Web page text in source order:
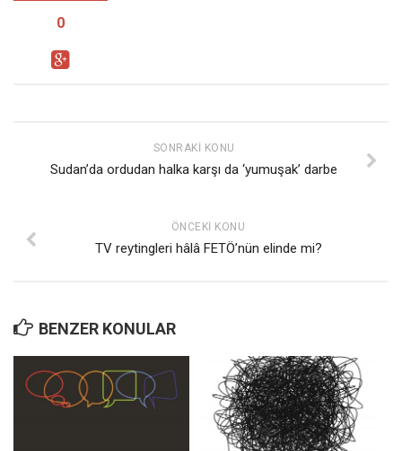
0
SONRAKI KONU
Sudan’da ordudan halka karşı da ‘yumuşak’ darbe
ÖNCEKI KONU
TV reytingleri hâlâ FETÖ’nün elinde mi?
BENZER KONULAR